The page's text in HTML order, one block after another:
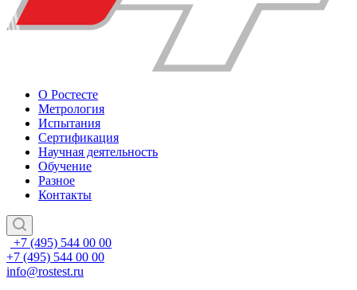
О Ростесте
Метрология
Испытания
Сертификация
Научная деятельность
Обучение
Разное
Контакты
+7 (495) 544 00 00
+7 (495) 544 00 00
info@rostest.ru